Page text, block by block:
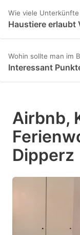
Wie viele
Haustiere erlaubt
Wohin sollte man im
Interessant
Airbnb,
Dipperz